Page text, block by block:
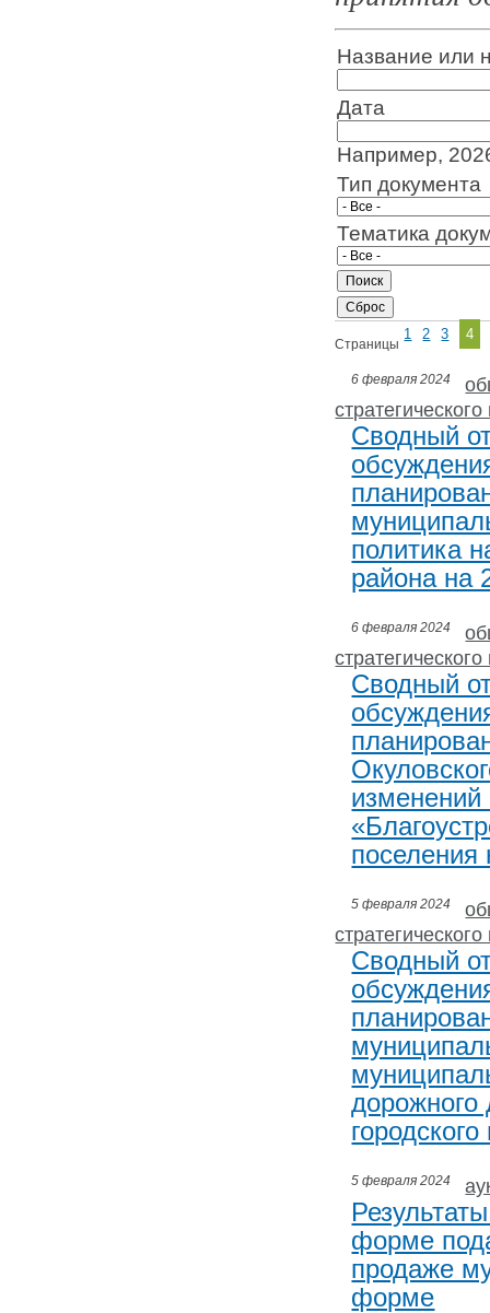
Название или
Дата
Например,
Тип документа
Тематика
Страницы
1 2 3 4
6 февраля 2024
Сводный
политика
района на
6 февраля 2024
Сводный
поселения
5 февраля 2024
Сводный
дорожного
5 февраля 2024
форме
продаже
форме